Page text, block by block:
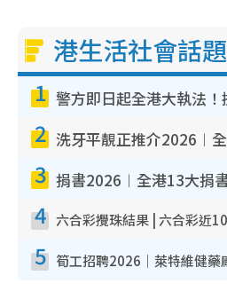
港生活社會話題
1
2
3
4
5